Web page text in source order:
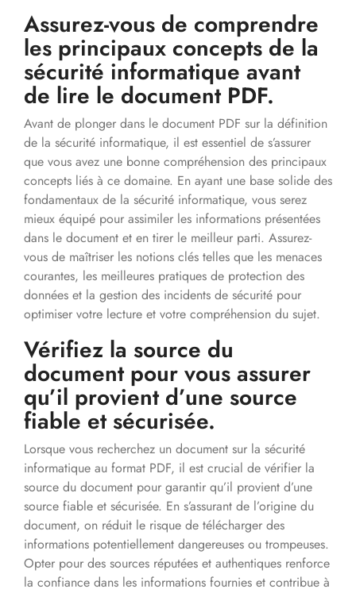
Assurez-vous de comprendre
les principaux concepts de la
sécurité informatique avant
de lire le document PDF.
Avant de plonger dans le document PDF sur la définition
de la sécurité informatique, il est essentiel de s’assurer
que vous avez une bonne compréhension des principaux
concepts liés à ce domaine. En ayant une base solide des
fondamentaux de la sécurité informatique, vous serez
mieux équipé pour assimiler les informations présentées
dans le document et en tirer le meilleur parti. Assurez-
vous de maîtriser les notions clés telles que les menaces
courantes, les meilleures pratiques de protection des
données et la gestion des incidents de sécurité pour
optimiser votre lecture et votre compréhension du sujet.
Vérifiez la source du
document pour vous assurer
qu’il provient d’une source
fiable et sécurisée.
Lorsque vous recherchez un document sur la sécurité
informatique au format PDF, il est crucial de vérifier la
source du document pour garantir qu’il provient d’une
source fiable et sécurisée. En s’assurant de l’origine du
document, on réduit le risque de télécharger des
informations potentiellement dangereuses ou trompeuses.
Opter pour des sources réputées et authentiques renforce
la confiance dans les informations fournies et contribue à